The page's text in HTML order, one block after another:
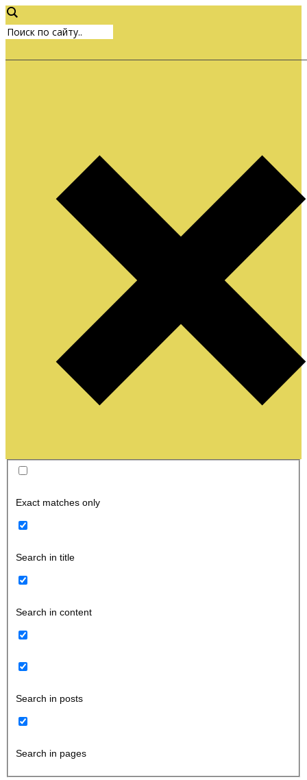
Exact matches only
Search in title
Search in content
Search in posts
Search in pages